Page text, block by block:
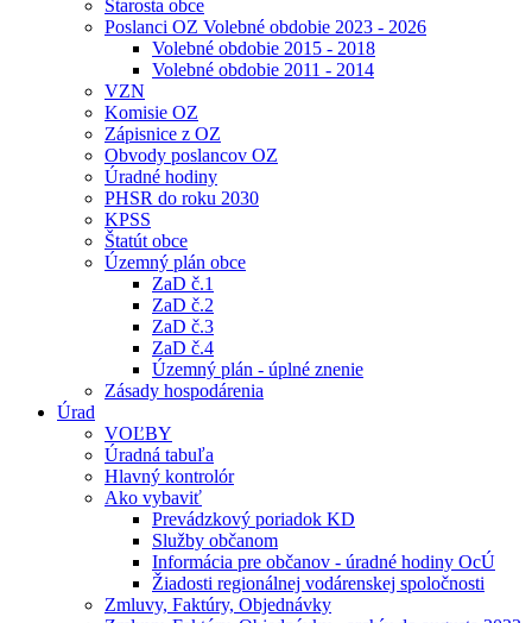
Starosta obce
Poslanci OZ Volebné obdobie 2023 - 2026
Volebné obdobie 2015 - 2018
Volebné obdobie 2011 - 2014
VZN
Komisie OZ
Zápisnice z OZ
Obvody poslancov OZ
Úradné hodiny
PHSR do roku 2030
KPSS
Štatút obce
Územný plán obce
ZaD č.1
ZaD č.2
ZaD č.3
ZaD č.4
Územný plán - úplné znenie
Zásady hospodárenia
Úrad
VOĽBY
Úradná tabuľa
Hlavný kontrolór
Ako vybaviť
Prevádzkový poriadok KD
Služby občanom
Informácia pre občanov - úradné hodiny OcÚ
Žiadosti regionálnej vodárenskej spoločnosti
Zmluvy, Faktúry, Objednávky